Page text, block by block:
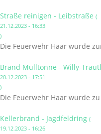
Straße reinigen - Leibstraße (
21.12.2023 - 16:33
)
Die Feuerwehr Haar wurde
Brand Mülltonne - Willy-
20.12.2023 - 17:51
)
Die Feuerwehr Haar wurde
Kellerbrand - Jagdfeldring (
19.12.2023 - 16:26